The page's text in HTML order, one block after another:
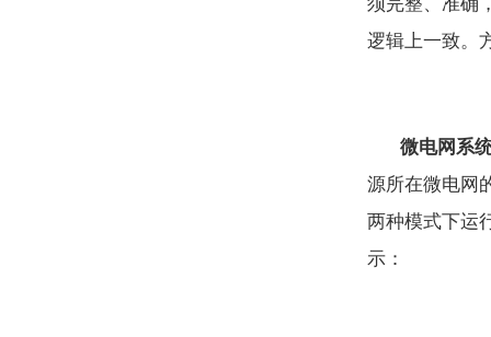
逻辑上一致。
微电网系
源所在微电网
两种模式下运
示：